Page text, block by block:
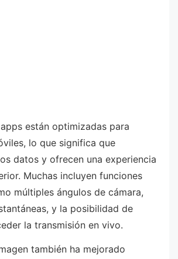
están optimizadas para
lo que significa que
datos y ofrecen una experiencia
Muchas incluyen funciones
múltiples ángulos de cámara,
y la posibilidad de
la transmisión en vivo.
también ha mejorado